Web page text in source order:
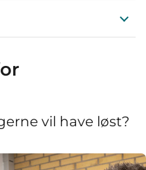
vil have løst?